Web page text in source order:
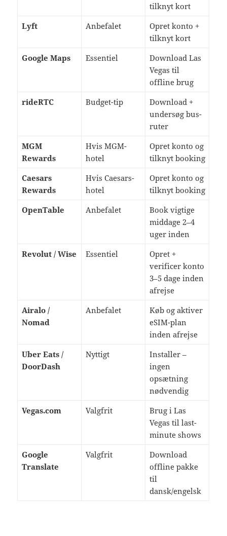
tilknyt kort
Lyft
Anbefalet
Opret konto +
tilknyt kort
Google Maps
Essentiel
Download Las
Vegas til
offline brug
rideRTC
Budget-tip
Download +
undersøg bus-
ruter
MGM
Rewards
Hvis MGM-
hotel
Opret konto og
tilknyt booking
Caesars
Rewards
Hvis Caesars-
hotel
Opret konto og
tilknyt booking
OpenTable
Anbefalet
Book vigtige
middage 2–4
uger inden
Revolut / Wise
Essentiel
Opret +
verificer konto
3–5 dage inden
afrejse
Airalo /
Nomad
Anbefalet
Køb og aktiver
eSIM-plan
inden afrejse
Uber Eats /
DoorDash
Nyttigt
Installer –
ingen
opsætning
nødvendig
Vegas.com
Valgfrit
Brug i Las
Vegas til last-
minute shows
Google
Translate
Valgfrit
Download
offline pakke
til
dansk/engelsk